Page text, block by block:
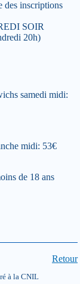
des inscriptions
SOIR
20h)
samedi midi:
midi: 53€
de 18 ans
Retour
à la CNIL